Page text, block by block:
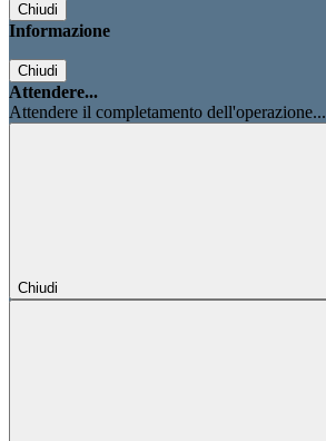
Chiudi
Informazione
Chiudi
Attendere...
Attendere il completamento dell'operazione...
Chiudi